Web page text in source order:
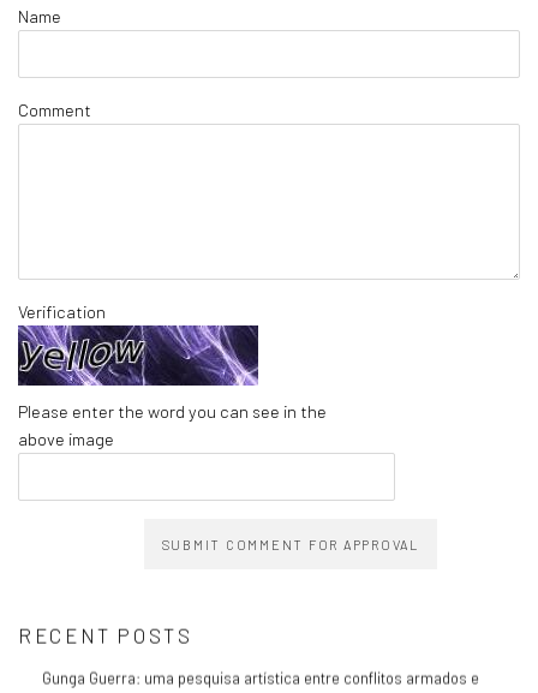
Name
Comment
Verification
Please enter the word you can see in the
above image
SUBMIT COMMENT FOR APPROVAL
RECENT POSTS
Gunga Guerra: uma pesquisa artística entre conflitos armados e